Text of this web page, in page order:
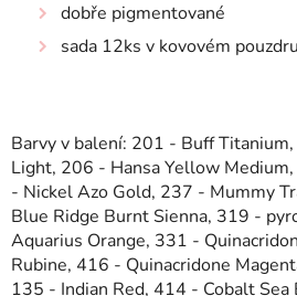
dobře pigmentované
sada 12ks v kovovém pouzdru
Barvy v balení: 201 - Buff
Light, 206 - Hansa Yellow
- Nickel Azo Gold, 237 - Mummy
Blue Ridge Burnt Sienna, 319 -
Aquarius Orange, 331 -
Rubine, 416 - Quinacridone
135 - Indian Red, 414 - Cobalt